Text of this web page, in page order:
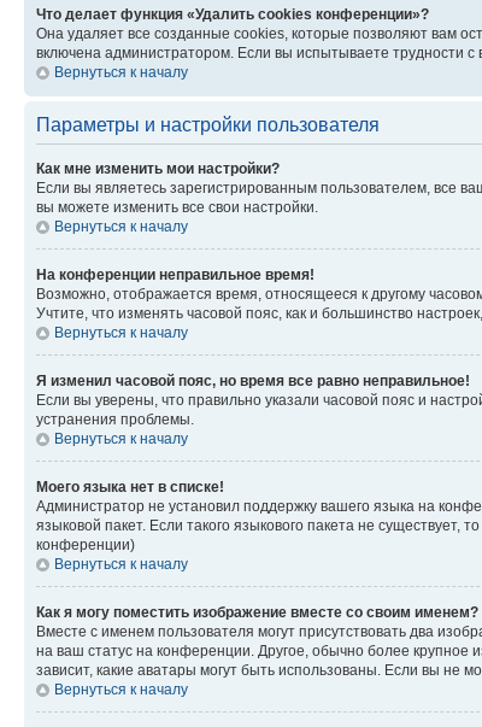
Что делает функция «Удалить cookies конференции»?
Она удаляет все созданные cookies, которые позволяют вам
включена администратором. Если вы испытываете трудности
Вернуться к началу
Параметры и настройки пользователя
Как мне изменить мои настройки?
Если вы являетесь зарегистрированным пользователем, все
вы можете изменить все свои настройки.
Вернуться к началу
На конференции неправильное время!
Возможно, отображается время, относящееся к другому
Учтите, что изменять часовой пояс, как и большинство
Вернуться к началу
Я изменил часовой пояс, но время все равно неправильное!
Если вы уверены, что правильно указали часовой пояс и
устранения проблемы.
Вернуться к началу
Моего языка нет в списке!
Администратор не установил поддержку вашего языка на
языковой пакет. Если такого языкового пакета не
конференции)
Вернуться к началу
Как я могу поместить изображение вместе со своим именем?
Вместе с именем пользователя могут присутствовать два
на ваш статус на конференции. Другое, обычно более крупное
зависит, какие аватары могут быть использованы. Если вы не
Вернуться к началу